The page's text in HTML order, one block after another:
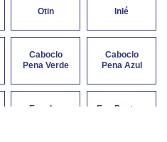
Otin Inlé
Caboclo
Pena Verde
Caboclo
Pena Azul
Exu das
Exu Pantera